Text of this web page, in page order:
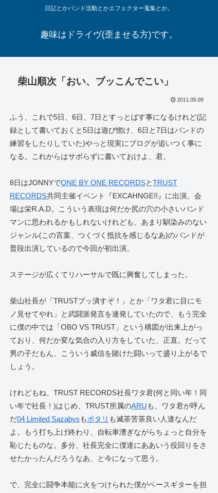
日記とかバンド活動とかエフェクター蒐集とか。
趣味はドライヴ(歪ませる方)です。
柴山順次「おい、ブッこんでこい」
2011.05.09
ふう、これで5日、6日、7日とすっとばす事になるけれど(記
録として書いておくと5日は遊び惚け、6日と7日はバンドの
練習をしたりしていた)やっと現実にブログが追いつく事に
なる。これからはサボらずに書いておけよ、君。
8日はJONNYでONE BY ONE RECORDSとTRUST
RECORDS共同主催イベント『EXCAHNGE!!』に出演。会
場は栄R.A.D。こういう表現は何だか尻の穴の小さいバンド
マンに思われるかもしれないけれども、あまり馴染みのない
ジャンル(この言葉、つくづく抵抗を感じるなあ)のバンドが
普段出演しているので今回が初出演。
ステージが広くてリハーサルで既に興奮してしまった。
柴山社長が「TRUSTブッ潰すぞ！」とか「ワタ君に目にモ
ノ見せてやれ」と武闘派発言を連発していたので、もう完全
に僕の中では「OBO VS TRUST」という構図が出来上がっ
ており、何だか変な気合の入り方をしていた、正直。だって
男の子だもん、こういう威信を賭けた闘いって盛り上がるで
しょう。
けれどもね、TRUST RECORDS社長ワタ君(何と同い年！同
い年で社長！)はじめ、TRUST所属のARU も、ワタ君が呼ん
だ04 Limited Sazabys もポタリ も滅茶苦茶良い人達なんだ
よ。もう打ち上げ終わり、自転車漕ぎながらちょっと自分を
恥じたものな。多分、社長完全に僕達にああいう役回りをさ
せたかったんだろうなあ、と今になって思う。
で、完全に闘争本能に火をつけられた僕がベースギターを担